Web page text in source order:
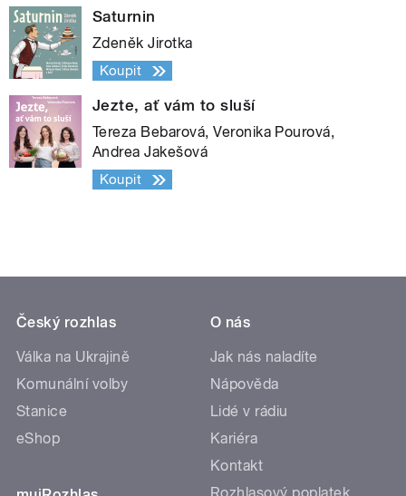
Saturnin
Zdeněk Jirotka
Koupit
Jezte, ať vám to sluší
Tereza Bebarová, Veronika Pourová,
Andrea Jakešová
Koupit
Český rozhlas
Válka na Ukrajině
Komunální volby
Stanice
eShop
O nás
Jak nás naladíte
Nápověda
Lidé v rádiu
Kariéra
Kontakt